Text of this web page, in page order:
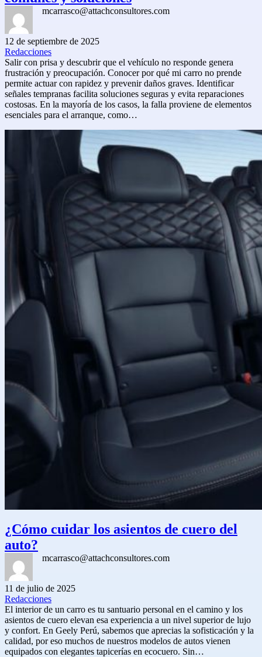
mcarrasco@attachconsultores.com
12 de septiembre de 2025
Redacciones
Salir con prisa y descubrir que el vehículo no responde genera
frustración y preocupación. Conocer por qué mi carro no prende
permite actuar con rapidez y prevenir daños graves. Identificar
señales tempranas facilita soluciones seguras y evita reparaciones
costosas. En la mayoría de los casos, la falla proviene de elementos
esenciales para el arranque, como…
¿Cómo cuidar los asientos de cuero del
auto?
mcarrasco@attachconsultores.com
11 de julio de 2025
Redacciones
El interior de un carro es tu santuario personal en el camino y los
asientos de cuero elevan esa experiencia a un nivel superior de lujo
y confort. En Geely Perú, sabemos que aprecias la sofisticación y la
calidad, por eso muchos de nuestros modelos de autos vienen
equipados con elegantes tapicerías en ecocuero. Sin…